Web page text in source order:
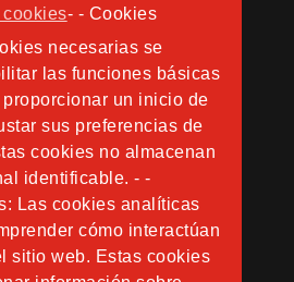
- - Cookies
necesarias se
las funciones básicas
un inicio de
sus preferencias de
cookies no almacenan
identificable. - -
Las cookies analíticas
cómo interactúan
sitio web. Estas cookies